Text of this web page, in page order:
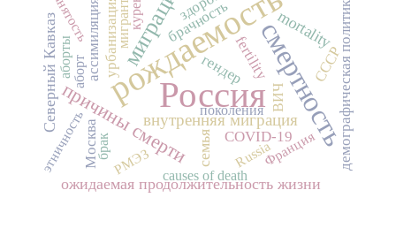
Россия
рождаемостьсмертность
миграция
причины смертивнутренняя миграция
Северный Кавказ mortality
ожидаемая продолжительность жизни
семья демографическая политика
гендерfertility
урбанизация
Москва
брачность
COVID-19
СССР
ассимиляция
Франция
Russia
аборт
брак
занятость
РМЭЗ
поколения
causes of death
мигранты
этничность
аборты
ВИЧ